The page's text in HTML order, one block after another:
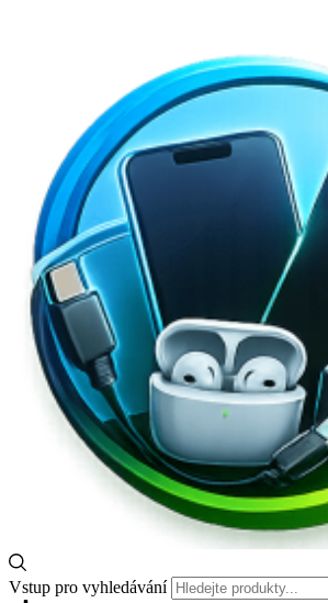
Vstup pro vyhledávání